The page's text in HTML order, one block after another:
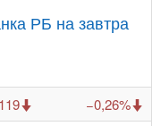
РБ на завтра
−0,26%